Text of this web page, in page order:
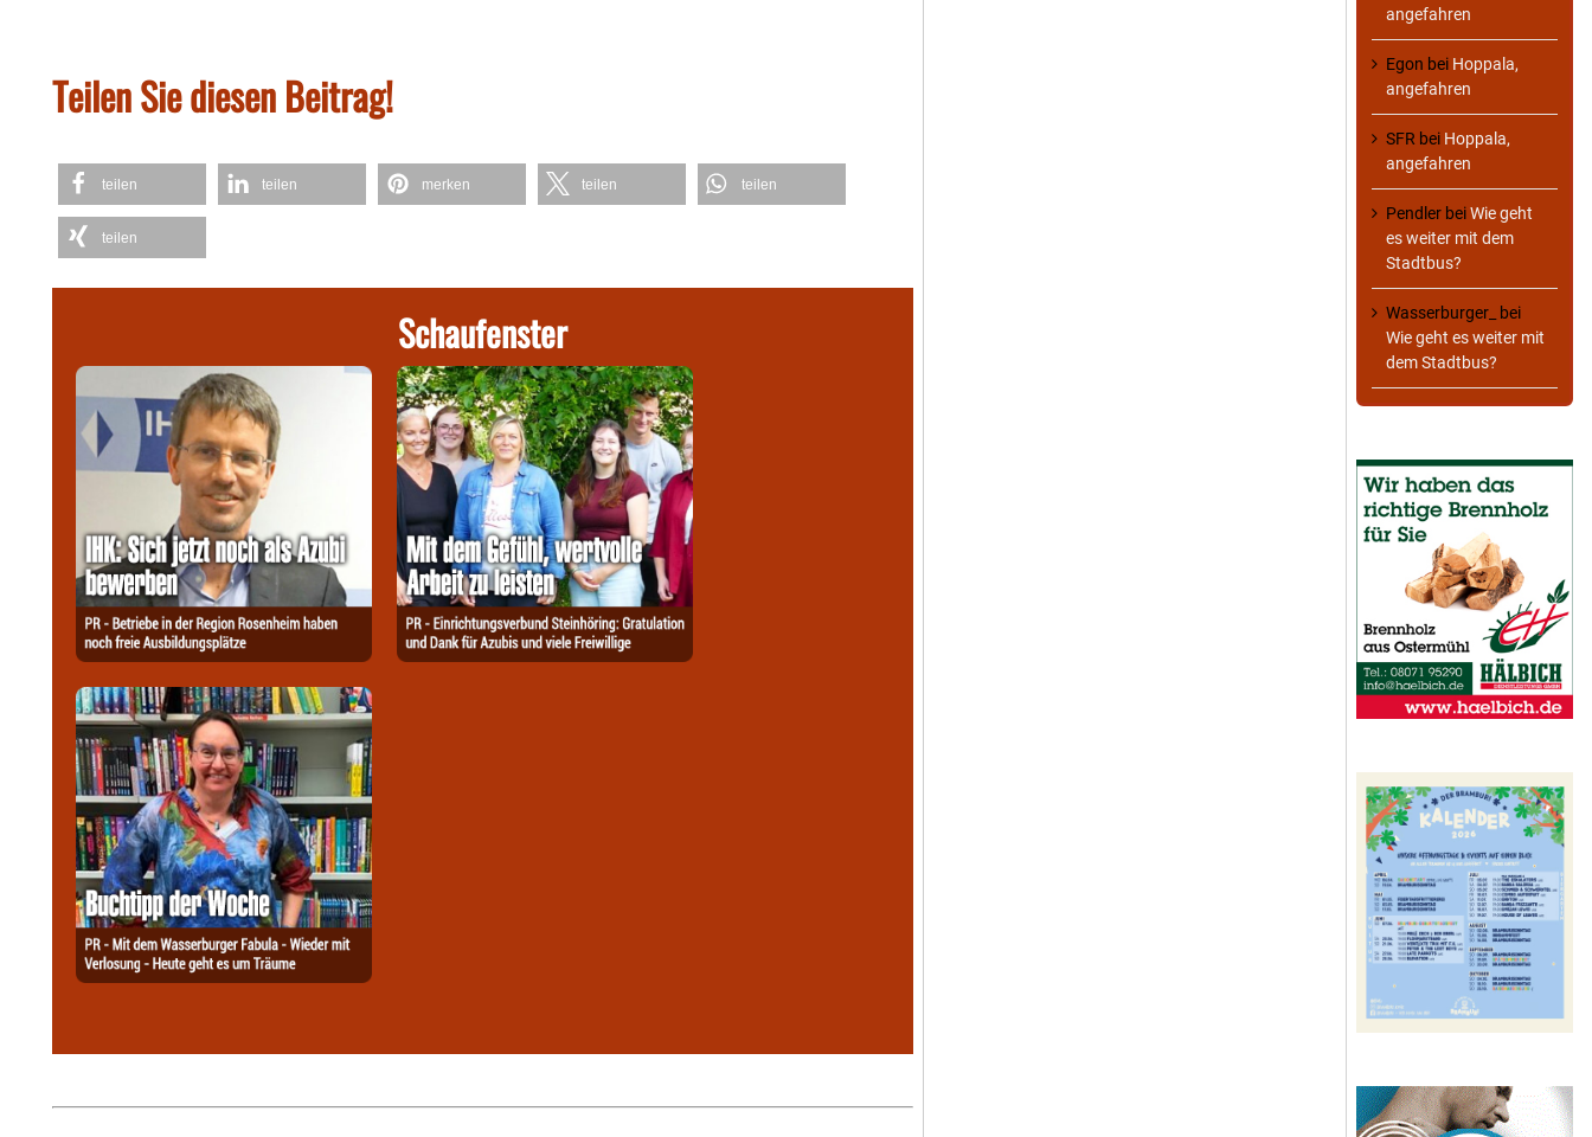
Teilen Sie diesen Beitrag!
teilen teilen merken teilen teilen
teilen
Schaufenster
angefahren
Egon bei Hoppala,
angefahren
SFR bei Hoppala,
angefahren
Pendler beiWie geht
es weiter mit dem
Stadtbus?
Wasserburger_
bei
Wie geht es weiter mit
dem Stadtbus?